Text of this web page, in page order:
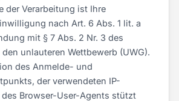
der Verarbeitung ist Ihre
nach Art. 6 Abs. 1 lit. a
mit § 7 Abs. 2 Nr. 3 des
unlauteren Wettbewerb (UWG).
des Anmelde- und
der verwendeten IP-
Browser-User-Agents stützt